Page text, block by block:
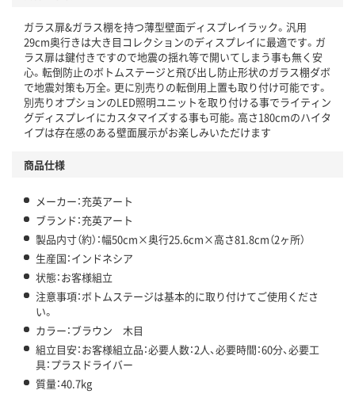
ガラス扉&ガラス棚を持つ薄型壁面ディスプレイラック。汎用
29cm奥行きは大き目コレクションのディスプレイに最適です。ガ
ラス扉は鍵付きですので地震の揺れ等で開いてしまう事も無く安
心。転倒防止のボトムステージと飛び出し防止形状のガラス棚ダボ
で地震対策も万全。更に別売りの転倒用上置も取り付け可能です。
別売りオプションのLED照明ユニットを取り付ける事でライティン
グディスプレイにカスタマイズする事も可能。高さ180cmのハイタ
イプは存在感のある壁面展示がお楽しみいただけます
商品仕様
メーカー：充英アート
ブランド：充英アート
製品内寸（約）：幅50cm×奥行25.6cm×高さ81.8cm（2ヶ所）
生産国：インドネシア
状態：お客様組立
注意事項：ボトムステージは基本的に取り付けてご使用くださ
い。
カラー：ブラウン 木目
組立目安：お客様組立品：必要人数：2人、必要時間：60分、必要工
具：プラスドライバー
質量：40.7kg